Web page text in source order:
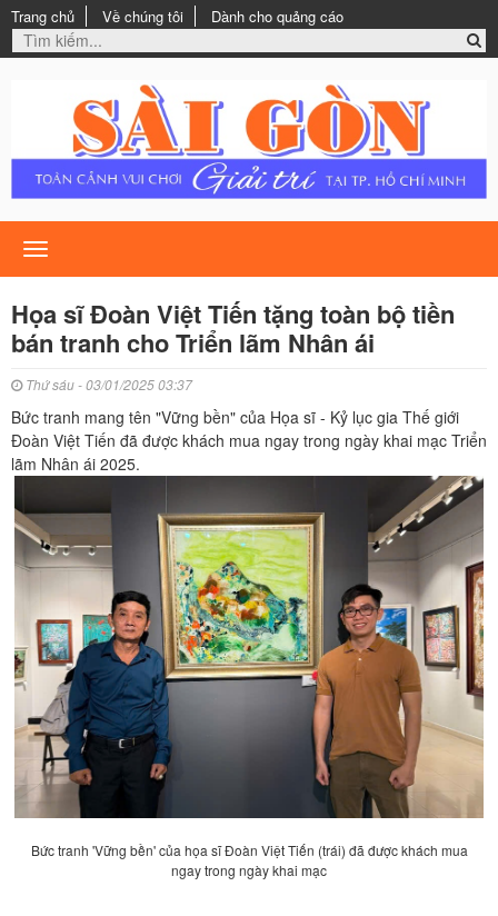
Trang chủ Về chúng tôi Dành cho quảng cáo
Toggle
navigation
Họa sĩ Đoàn Việt Tiến tặng toàn bộ tiền
bán tranh cho Triển lãm Nhân ái
Thứ sáu - 03/01/2025 03:37
Bức tranh mang tên "Vững bền" của Họa sĩ - Kỷ lục gia Thế giới
Đoàn Việt Tiến đã được khách mua ngay trong ngày khai mạc Triển
lãm Nhân ái 2025.
Bức tranh 'Vững bền' của họa sĩ Đoàn Việt Tiến (trái) đã được khách mua
ngay trong ngày khai mạc